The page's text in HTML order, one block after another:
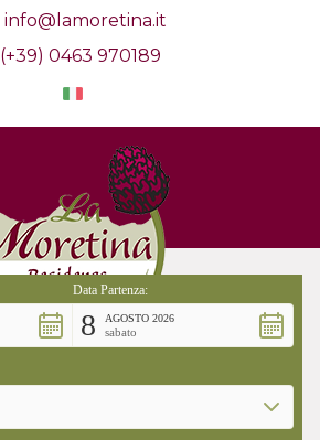
info@lamoretina.it
(+39) 0463 970189
Data Partenza:
8 AGOSTO 2026
sabato